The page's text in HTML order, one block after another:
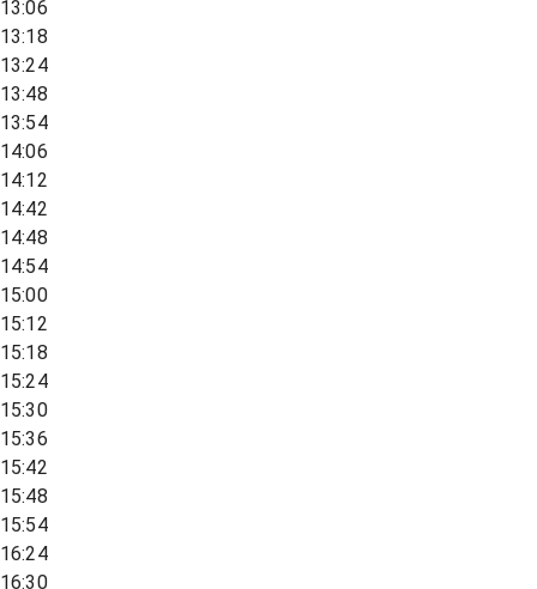
13:06
13:18
13:24
13:48
13:54
14:06
14:12
14:42
14:48
14:54
15:00
15:12
15:18
15:24
15:30
15:36
15:42
15:48
15:54
16:24
16:30